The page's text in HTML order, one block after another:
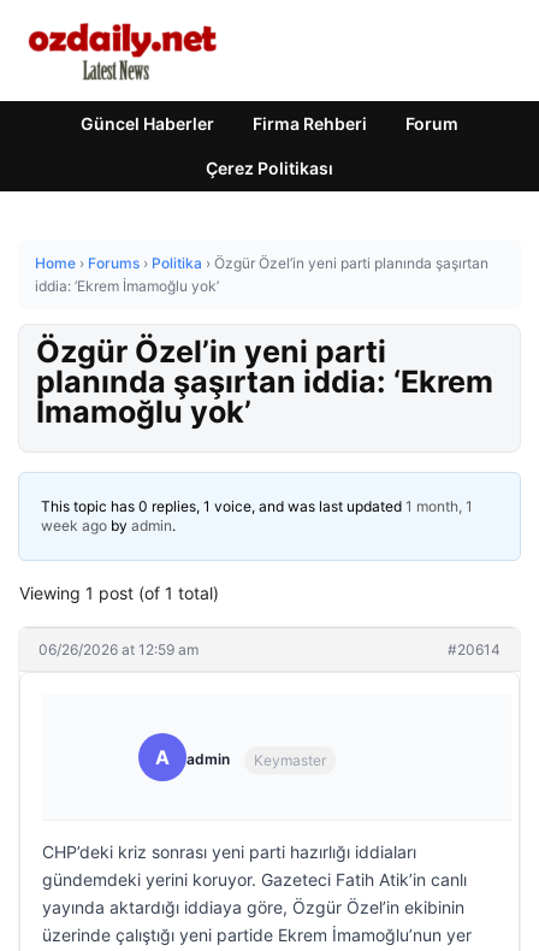
Güncel Haberler Firma Rehberi Forum
Çerez Politikası
Home › Forums › Politika › Özgür Özel’in yeni parti planında şaşırtan
iddia: ‘Ekrem İmamoğlu yok’
Özgür Özel’in yeni parti
planında şaşırtan iddia: ‘Ekrem
İmamoğlu yok’
This topic has 0 replies, 1 voice, and was last updated 1 month, 1
week ago by admin.
Viewing 1 post (of 1 total)
06/26/2026 at 12:59 am #20614
A admin Keymaster
CHP’deki kriz sonrası yeni parti hazırlığı iddiaları
gündemdeki yerini koruyor. Gazeteci Fatih Atik’in canlı
yayında aktardığı iddiaya göre, Özgür Özel’in ekibinin
üzerinde çalıştığı yeni partide Ekrem İmamoğlu’nun yer